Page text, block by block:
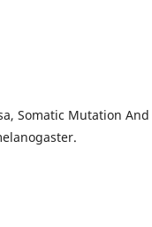
Somatic Mutation And